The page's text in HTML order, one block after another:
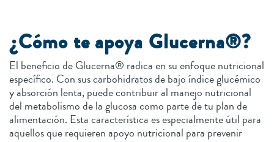
¿Cómo te apoya Glucerna®?
El beneficio de Glucerna® radica en su enfoque nutricional
específico. Con sus carbohidratos de bajo índice glucémico
y absorción lenta, puede contribuir al manejo nutricional
del metabolismo de la glucosa como parte de tu plan de
alimentación. Esta característica es especialmente útil para
aquellos que requieren apoyo nutricional para prevenir